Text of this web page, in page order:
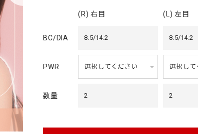
t
i
(R) 右目 (L) 左目
BC/DIA 8.5/14.2 8.5/14.2
PWR
数量 2 2